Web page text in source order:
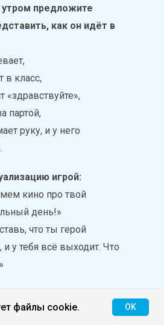
предложите
как он идёт в
в класс,
«здравствуйте»,
партой,
руку, и у него
игрой:
кино про твой
день!»
что ты герой
у тебя всё выходит. Что
телесные
файлы cookie. OK